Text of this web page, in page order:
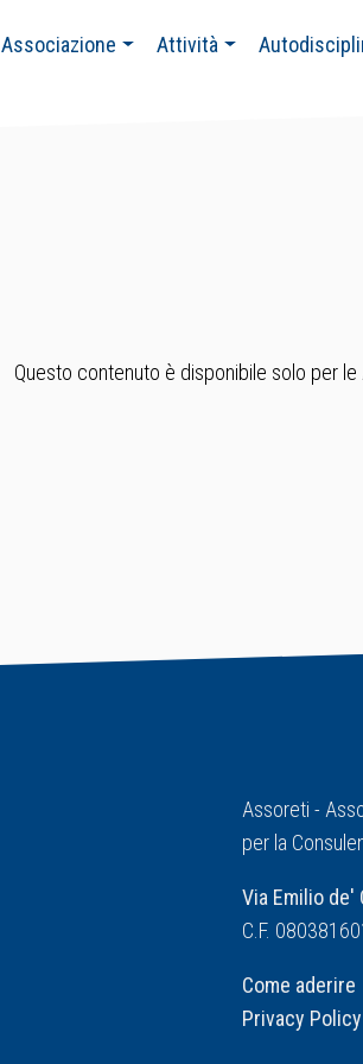
Associazione Attività
Questo contenuto è disponibile solo per
Assoreti -
per la
Via Emilio de'
C.F.
Come aderire
Privacy Policy